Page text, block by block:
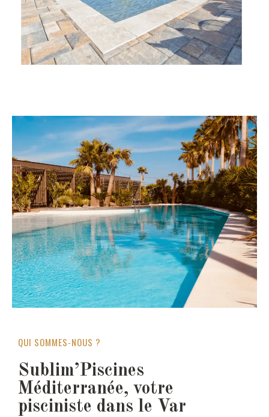
QUI SOMMES-NOUS ?
Sublim’Piscines
Méditerranée, votre
pisciniste dans le Var